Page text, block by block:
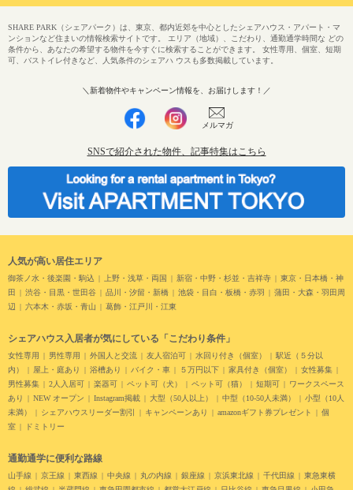
人気が高い居住エリア
御茶ノ水・後楽園・駒込 上野・浅草・両国 新宿・中野・杉並・吉祥寺
東京・日本橋・神
田
渋谷・目黒・世田谷 品川・汐留・新橋 池袋・目白・板橋・赤羽
蒲田・大森・羽田周
辺
六本木・赤坂・青山 葛飾・江戸川・江東
シェアハウス入居者が気にしている「こだわり条件」
女性専用 男性専用 外国人と交流 友人宿泊可 水回り付き（個室）
駅近（５分以
内）
屋上・庭あり 浴槽あり バイク・車 ５万円以下 家具付き（個室）
女性募集
男性募集
2人入居可 楽器可 ペット可（犬） ペット可（猫） 短期可
ワークスペース
あり
NEW オープン Instagram掲載 大型（50人以上） 中型（10-50人未満）
小型（10人
未満）
シェアハウスリーダー割引 キャンペーンあり amazonギフト券プレゼント
個
室
ドミトリー
通勤通学に便利な路線
山手線 京王線 東西線 中央線 丸の内線 銀座線 京浜東北線 千代田線
東急東横
SHARE PARK（シェアパーク）は、東京、都内近郊を中心としたシェアハウス・アパート・マ
ンションなど住まいの情報検索サイトです。 エリア（地域）、こだわり、通勤通学時間な どの
条件から、あなたの希望する物件を今すぐに検索することができます。 女性専用、個室、短期
可、バストイレ付きなど、人気条件のシェアハ ウスも多数掲載しています。
＼新着物件やキャンペーン情報を、お届けします！／
メルマガ
SNSで紹介された物件、記事特集はこちら